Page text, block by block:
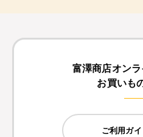
富澤商店オン
お買いも
ご利用ガ